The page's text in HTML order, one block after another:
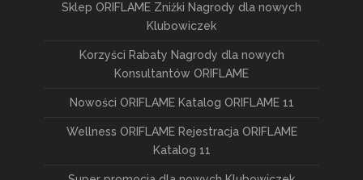
Sklep ORIFLAME Zniżki Nagrody dla nowych
Klubowiczek
Korzyści Rabaty Nagrody dla nowych
Konsultantów ORIFLAME
Nowości ORIFLAME Katalog ORIFLAME 11
Wellness ORIFLAME Rejestracja ORIFLAME
Katalog 11